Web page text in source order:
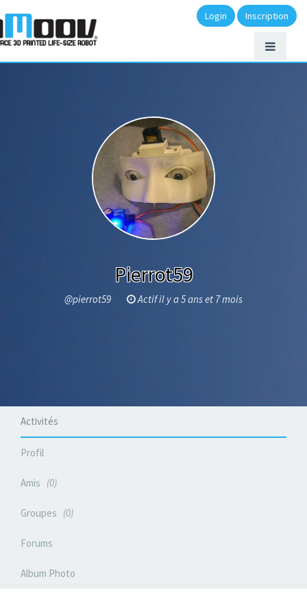
Login Inscription
Pierrot59
@pierrot59 Actif il y a 5 ans et 7 mois
Activités
Profil
Amis 0
Groupes 0
Forums
Album Photo